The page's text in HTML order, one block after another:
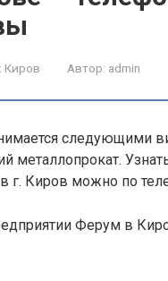
Киров Автор: admin
следующими
г. Киров можно по
Ферум в